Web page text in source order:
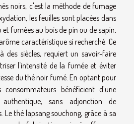
noirs, c'est la méthode de fumage
les feuilles sont placées dans
fumées au bois de pin ou de sapin,
caractéristique si recherché. Ce
des siècles, requiert un savoir-faire
l'intensité de la fumée et éviter
du thé noir fumé. En optant pour
bénéficient d'une
authentique, sans adjonction de
Le thé lapsang souchong, grâce à sa